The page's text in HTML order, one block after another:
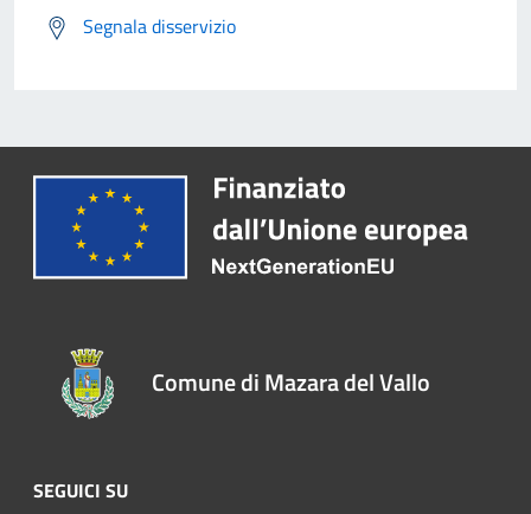
Segnala disservizio
Comune di Mazara del Vallo
SEGUICI SU